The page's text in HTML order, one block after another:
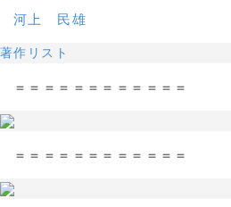
河上 民雄
著作リスト
＝＝＝＝＝＝＝＝＝＝＝＝
＝＝＝＝＝＝＝＝＝＝＝＝